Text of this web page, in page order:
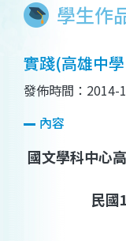
學生作
實踐(高雄中
發佈時間：2014-
內容
國文學科中心
民國